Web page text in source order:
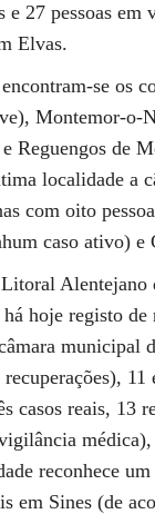
e 27 pessoas
Elvas.
se os
Montemor-o-
Reguengos de
localidade a
com oito
caso ativo) e
Alentejano
hoje registo de
municipal
11
casos reais, 13
reconhece
em Sines (de